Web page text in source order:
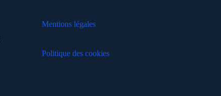
Mentions légales
Politique des cookies